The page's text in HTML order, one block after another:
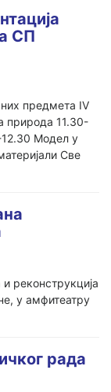
СП
предмета IV
природа 11.30-
12.30 Модел у
Све
реконструкција
у амфитеатру
рада